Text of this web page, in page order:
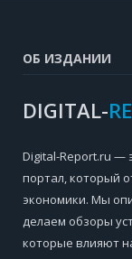
ОБ ИЗДАНИИ
DIGITAL-
Digital-Report.ru —
портал, который
экономики. Мы
делаем обзоры
которые влияют